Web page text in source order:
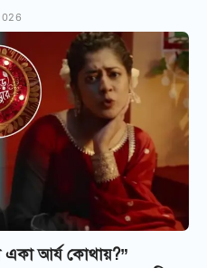
একা আর্য কোথায়?”